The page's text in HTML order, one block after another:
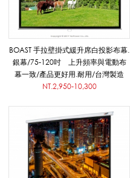
簡
易
便
BOAST 手拉壁掛式緩升席白投影布幕.
銀幕/75-120吋 上升頻率與電動布
幕一致/產品更好用.耐用/台灣製造
NT.2,950-10,300